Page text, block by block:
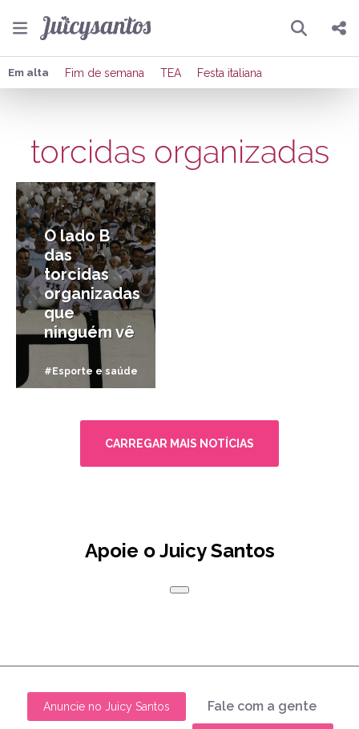
Pesquisar
Compartilhar
Enviar por Whatsapp
Em alta Fim de semana TEA Festa italiana
torcidas organizadas
O lado B
das
torcidas
organizadas
que
ninguém vê
#Esporte e saúde
CARREGAR MAIS NOTÍCIAS
Apoie o Juicy Santos
Anuncie no Juicy Santos Fale com a gente